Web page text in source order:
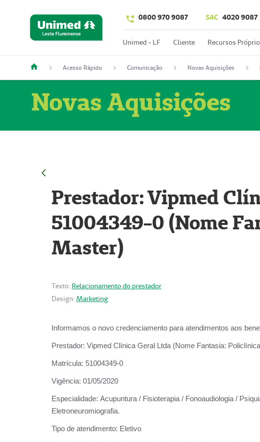
0800 970 9087 SAC 4020 9087
Unimed - LF Cliente Recursos
Acesso Rápido Comunicação Novas Aquisições
Novas Aquisições
Prestador: Vipmed
51004349-0 (Nome
Master)
Texto: Relacionamento do prestador
Design: Marketing
Informamos o novo credenciamento para atendimentos aos
Prestador: Vipmed Clínica Geral Ltda (Nome Fantasia:
Matrícula: 51004349-0
Vigência: 01/05/2020
Especialidade: Acupuntura / Fisioterapia / Fonoaudiologia /
Eletroneuromiografia.
Tipo de atendimento: Eletivo